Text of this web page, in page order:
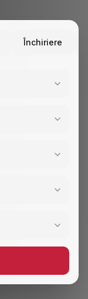
Închiriere